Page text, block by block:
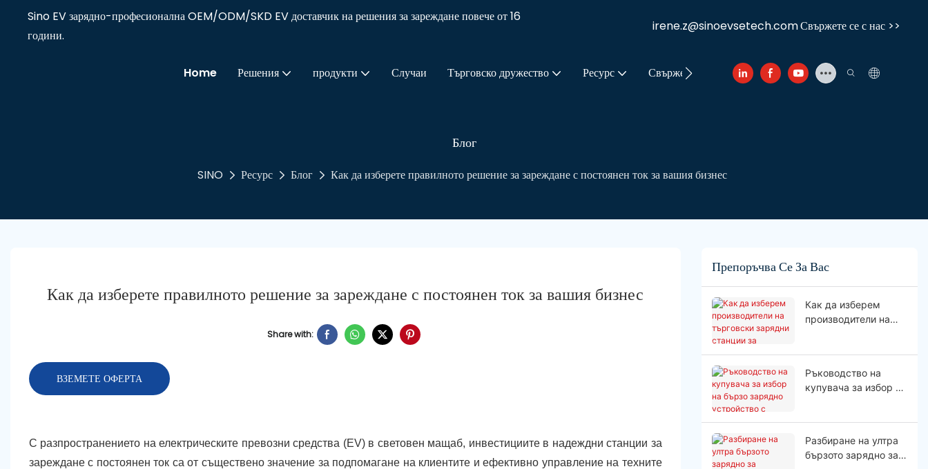
Sino EV зарядно-професионална OEM/ODM/SKD EV доставчик на решения за зареждане повече от 16
години.
irene.z@sinoevsetech.comСвържете се с нас >>
Home Решения продукти Случаи Търговско дружество Ресурс Свържете се с нас
Блог
SINO Ресурс Блог Как да изберете правилното решение за зареждане с постоянен ток за вашия бизнес
Как да изберете правилното решение за зареждане с постоянен ток за вашия бизнес
Share with:
ВЗЕМЕТЕ ОФЕРТА
С разпространението на електрическите превозни средства (EV) в световен мащаб, инвестициите в надеждни станции за
зареждане с постоянен ток са от съществено значение за подпомагане на клиентите и ефективно управление на техните
Препоръчва Се За Вас
Как да изберем
производители на
превозни средства?
Ръководство на
купувача за избор на
мощност 150 kW
Разбиране на ултра
бързото зарядно за